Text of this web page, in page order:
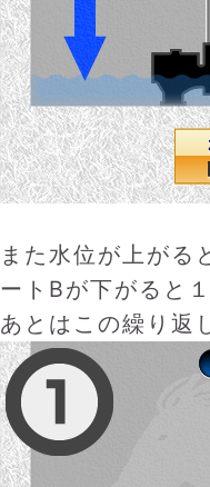
また水位が上がる
ートBが下がると
あとはこの繰り返